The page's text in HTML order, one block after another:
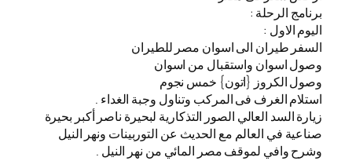
برنامج الرحلة :
اليوم الاول :
السفر طيران الى اسوان مصر للطيران
️وصول اسوان واستقبال من اسوان
️وصول الكروز {اتون} خمس نجوم
استلام الغرف فى المركب وتناول وجبة الغداء .
زيارة السد العالي الصور التذكارية لبحيرة ناصر أكبر بحيرة
صناعية في العالم مع الحديث عن التوربينات ونهر النيل
وشرح وافي لموقف مصر المائي من نهر النيل .